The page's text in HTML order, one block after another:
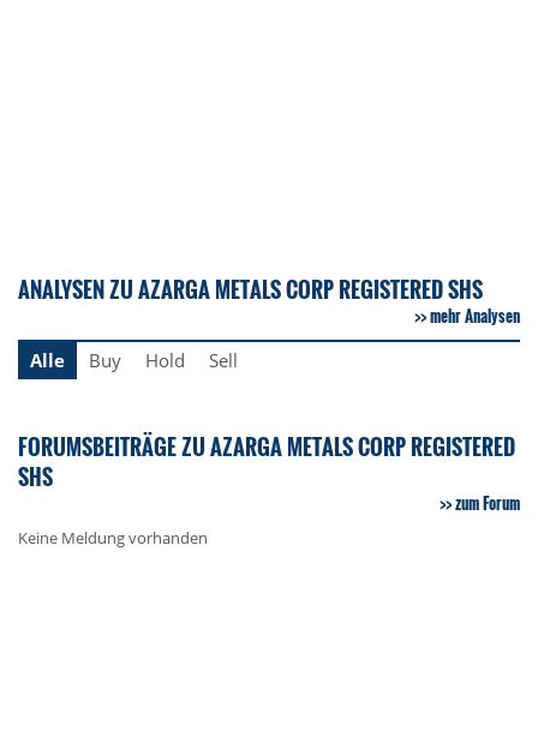
ANALYSEN ZU AZARGA METALS CORP REGISTERED SHS
mehr Analysen
Alle
Buy Hold Sell
FORUMSBEITRÄGE ZU AZARGA METALS CORP REGISTERED
SHS
zum Forum
Keine Meldung vorhanden